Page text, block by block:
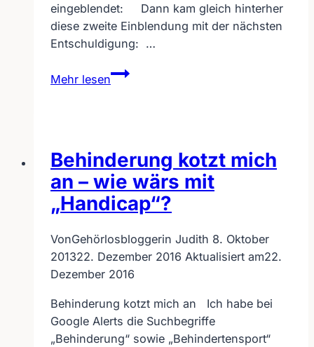
eingeblendet: Dann kam gleich hinterher
diese zweite Einblendung mit der nächsten
Entschuldigung: …
Mehr lesen
Verantwortliche
für
Behinderung kotzt mich
an – wie wärs mit
„Handicap“?
VonGehörlosbloggerin Judith 8. Oktober
201322. Dezember 2016 Aktualisiert am22.
Dezember 2016
Behinderung kotzt mich an Ich habe bei
Google Alerts die Suchbegriffe
„Behinderung“ sowie „Behindertensport“